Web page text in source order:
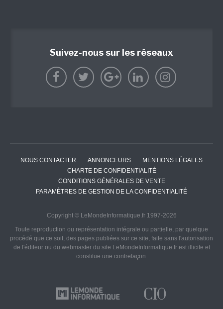
Suivez-nous sur les réseaux
NOUS CONTACTER ANNONCEURS
MENTIONS LÉGALES
CHARTE DE CONFIDENTIALITÉ
CONDITIONS GÉNÉRALES DE VENTE
PARAMÈTRES DE GESTION DE LA CONFIDENTIALITÉ
Copyright © LeMondeInformatique.fr 1997-2026
Toute reproduction ou représentation intégrale ou partielle, par quelque
procédé que ce soit, des pages publiées sur ce site, faite sans l'autorisation
de l'éditeur ou du webmaster du site LeMondeInformatique.fr est illicite et
constitue une contrefaçon.